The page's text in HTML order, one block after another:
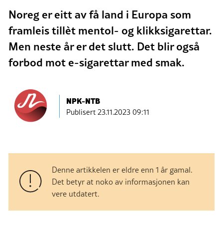
Noreg er eitt av få land i Europa som
framleis tillèt mentol- og klikksigarettar.
Men neste år er det slutt. Det blir også
forbod mot e-sigarettar med smak.
NPK-NTB
Publisert23.11.2023 09:11
Denne artikkelen er eldre enn 1 år gamal.
Det betyr at noko av informasjonen kan
vere utdatert.